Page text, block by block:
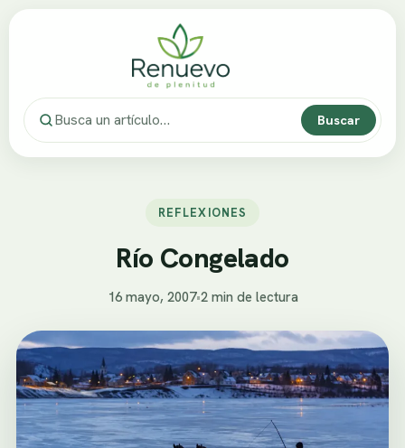
Buscar
REFLEXIONES
Río Congelado
16 mayo, 2007•2 min de lectura